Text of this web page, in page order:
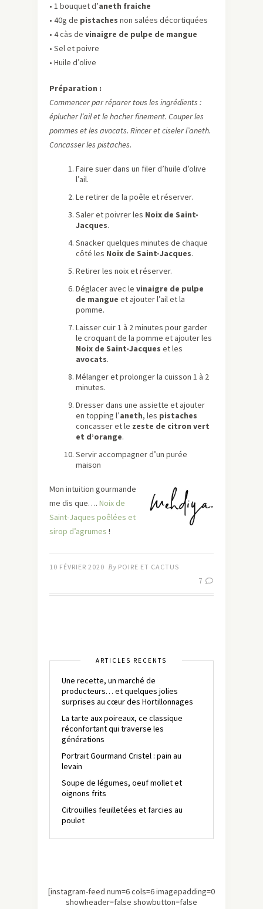
• 1 bouquet d’aneth fraiche
• 40g de pistaches non salées décortiquées
• 4 càs de vinaigre de pulpe de mangue
• Sel et poivre
• Huile d’olive
Préparation :
Commencer par réparer tous les ingrédients :
éplucher l’ail et le hacher finement. Couper les
pommes et les avocats. Rincer et ciseler l’aneth.
Concasser les pistaches.
Faire suer dans un filer d’huile d’olive
l’ail.
Le retirer de la poêle et réserver.
Saler et poivrer les Noix de Saint-
Jacques.
Snacker quelques minutes de chaque
côté les Noix de Saint-Jacques.
Retirer les noix et réserver.
Déglacer avec le vinaigre de pulpe
de mangue et ajouter l’ail et la
pomme.
Laisser cuir 1 à 2 minutes pour garder
le croquant de la pomme et ajouter les
Noix de Saint-Jacques et les
avocats.
Mélanger et prolonger la cuisson 1 à 2
minutes.
Dresser dans une assiette et ajouter
en topping l’aneth, les pistaches
concasser et le zeste de citron vert
et d’orange.
Servir accompagner d’un purée
maison
Mon intuition gourmande
me dis que…. Noix de
Saint-Jaques poêlées et
sirop d’agrumes !
10 FÉVRIER 2020 By POIRE ET CACTUS
7
ARTICLES RÉCENTS
Une recette, un marché de
producteurs… et quelques jolies
surprises au cœur des Hortillonnages
La tarte aux poireaux, ce classique
réconfortant qui traverse les
générations
Portrait Gourmand Cristel : pain au
levain
Soupe de légumes, oeuf mollet et
oignons frits
Citrouilles feuilletées et farcies au
poulet
[instagram-feed num=6 cols=6 imagepadding=0
showheader=false showbutton=false